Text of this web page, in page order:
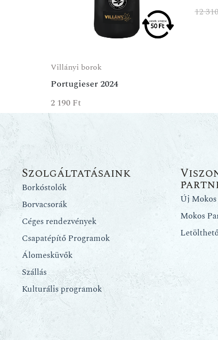
Villányi borok
Portugieser 2024
2 190 Ft
12
Szolgáltatásaink
Borkóstolók
Borvacsorák
Céges rendezvények
Csapatépítő Programok
Álomesküvők
Szállás
Kulturális programok
Új
Mokos